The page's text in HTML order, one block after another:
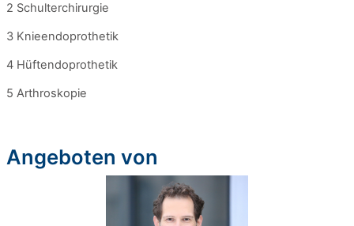
2 Schulterchirurgie
3 Knieendoprothetik
4 Hüftendoprothetik
5 Arthroskopie
Angeboten von